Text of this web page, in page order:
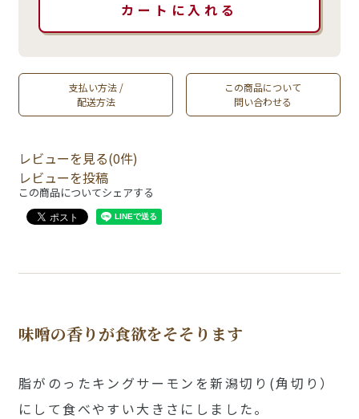
支払い方法 /
配送方法
この商品について
問い合わせる
レビューを見る(0件)
レビューを投稿
この商品についてシェアする
味噌の香りが食欲をそそります
脂がのったキングサーモンを新潟切り(角切り）
にして食べやすい大きさにしました。